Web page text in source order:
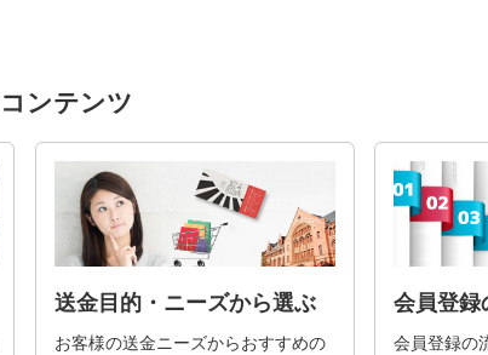
ンテンツ
送金目的・ニーズから選ぶ
お客様の送金ニーズからおすすめの
会員登録
会員登録の